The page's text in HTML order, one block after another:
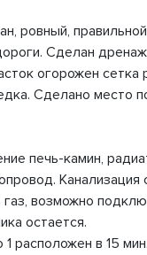
ровный,
Сделан
огорожен сетка
Сделано место
печь-камин,
Канализация
возможно
остается.
расположен в 15